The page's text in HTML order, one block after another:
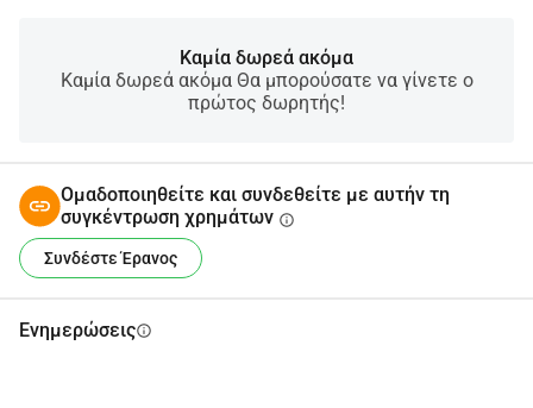
Καμία δωρεά ακόμα
Καμία δωρεά ακόμα Θα μπορούσατε να γίνετε ο
πρώτος δωρητής!
Ομαδοποιηθείτε και συνδεθείτε με αυτήν τη
συγκέντρωση χρημάτων info
Συνδέστε Έρανος
Ενημερώσειςinfo